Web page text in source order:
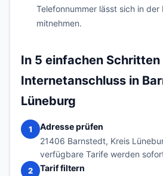
Telefonnummer lässt sich in der
mitnehmen.
In 5 einfachen Schritten
Internetanschluss in
Lüneburg
1
Adresse prüfen
21406 Barnstedt, Kreis
verfügbare Tarife werden
2
Tarif filtern